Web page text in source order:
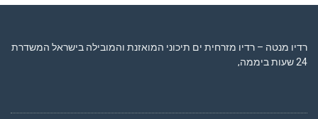
רדיו מנטה – רדיו מזרחית ים תיכוני המואזנת והמובילה בישראל המשדרת
24 שעות ביממה,